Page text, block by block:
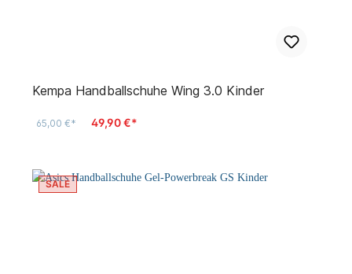
Kempa Handballschuhe Wing 3.0 Kinder
65,00 €* 49,90 €*
SALE